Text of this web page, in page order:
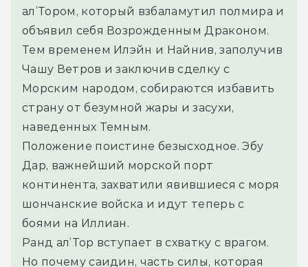
ал’Тором, который взбаламутил полмира и
объявил себя Возрожденным Драконом.
Тем временем Илэйн и Найнив, заполучив
Чашу Ветров и заключив сделку с
Морским народом, собираются избавить
страну от безумной жары и засухи,
наведенных Темным.
Положение поистине безысходное. Эбу
Дар, важнейший морской порт
континента, захватили явившиеся с моря
шончанские войска и идут теперь с
боями на Иллиан.
Ранд ал’Тор вступает в схватку с врагом.
Но почему саидин, часть силы, которая